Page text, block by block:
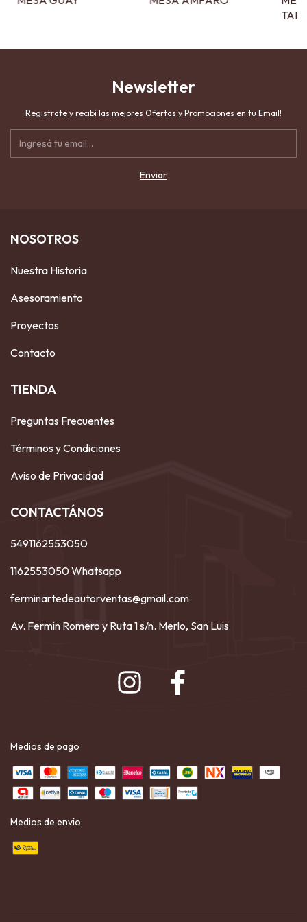
Newsletter
Registrate y recibí las mejores Ofertas y Promociones en tu Email!
NOSOTROS
Nuestra Historia
Asesoramiento
Proyectos
Contacto
TIENDA
Preguntas Frecuentes
Términos y Condiciones
Aviso de Privacidad
CONTACTÁNOS
5491162553050
1162553050 Whatsapp
ferminartedeautorventas@gmail.com
Av. Fermín Romero y Ruta 1 s/n. Merlo, San Luis
Medios de pago
Medios de envío